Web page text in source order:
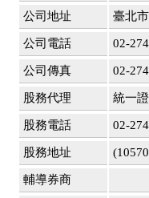
公司地址 臺北
公司電話 02-
公司傳真 02-
股務代理 統一
股務電話 02-
股務地址
輔導券商